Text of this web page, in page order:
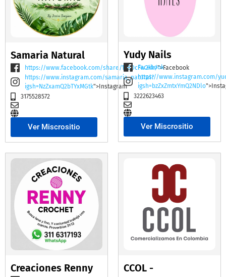
Samaria Natural
https://www.facebook.com/share/19BDcFw2kk/">Facebook
https://www.instagram.com/samaria_natural?
igsh=NzZxamQ2bTYxMGtk">Instagram
3175528572
Ver Miscrositio
Yudy Nails
Facebook
https://www.instagram.com/
igsh=bzZxZmtxYmQ2NDlo
3222623463
Ver Miscrositio
Creaciones Renny
CCOL -